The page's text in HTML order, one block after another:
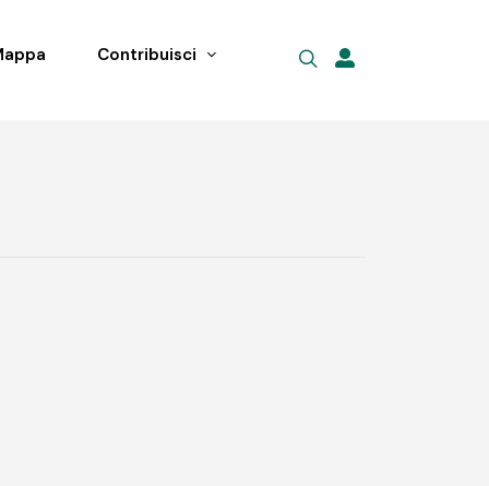
Contribuisci